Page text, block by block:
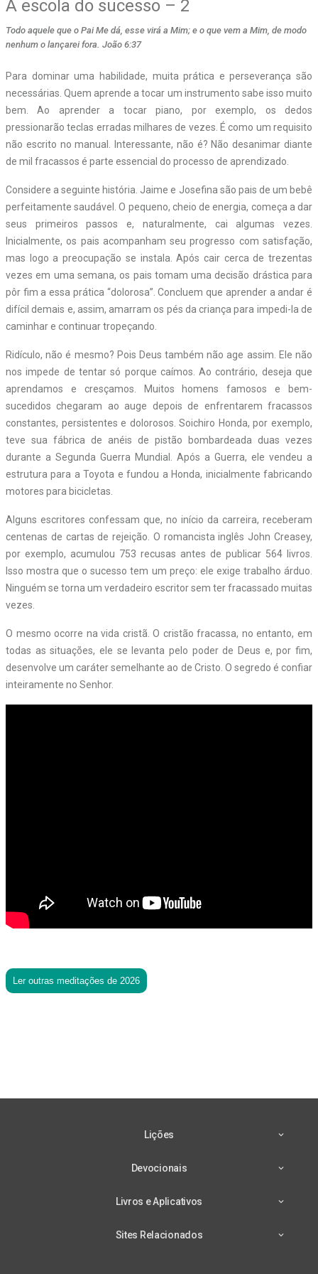
A escola do sucesso – 2
Todo aquele que o Pai Me dá, esse virá a Mim; e o que vem a Mim, de modo
nenhum o lançarei fora. João 6:37
Para dominar uma habilidade, muita prática e perseverança são
necessárias. Quem aprende a tocar um instrumento sabe isso muito
bem. Ao aprender a tocar piano, por exemplo, os dedos
pressionarão teclas erradas milhares de vezes. É como um requisito
não escrito no manual. Interessante, não é? Não desanimar diante
de mil fracassos é parte essencial do processo de aprendizado.
Considere a seguinte história. Jaime e Josefina são pais de um bebê
perfeitamente saudável. O pequeno, cheio de energia, começa a dar
seus primeiros passos e, naturalmente, cai algumas vezes.
Inicialmente, os pais acompanham seu progresso com satisfação,
mas logo a preocupação se instala. Após cair cerca de trezentas
vezes em uma semana, os pais tomam uma decisão drástica para
pôr fim a essa prática “dolorosa”. Concluem que aprender a andar é
difícil demais e, assim, amarram os pés da criança para impedi-la de
caminhar e continuar tropeçando.
Ridículo, não é mesmo? Pois Deus também não age assim. Ele não
nos impede de tentar só porque caímos. Ao contrário, deseja que
aprendamos e cresçamos. Muitos homens famosos e bem-
sucedidos chegaram ao auge depois de enfrentarem fracassos
constantes, persistentes e dolorosos. Soichiro Honda, por exemplo,
teve sua fábrica de anéis de pistão bombardeada duas vezes
durante a Segunda Guerra Mundial. Após a Guerra, ele vendeu a
estrutura para a Toyota e fundou a Honda, inicialmente fabricando
motores para bicicletas.
Alguns escritores confessam que, no início da carreira, receberam
centenas de cartas de rejeição. O romancista inglês John Creasey,
por exemplo, acumulou 753 recusas antes de publicar 564 livros.
Isso mostra que o sucesso tem um preço: ele exige trabalho árduo.
Ninguém se torna um verdadeiro escritor sem ter fracassado muitas
vezes.
O mesmo ocorre na vida cristã. O cristão fracassa, no entanto, em
todas as situações, ele se levanta pelo poder de Deus e, por fim,
desenvolve um caráter semelhante ao de Cristo. O segredo é confiar
inteiramente no Senhor.
Ler outras meditações de 2026
Lições
Devocionais
Livros e Aplicativos
Sites Relacionados